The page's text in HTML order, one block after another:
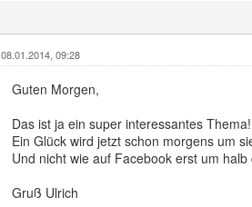
08.01.2014, 09:28
Guten Morgen,
Das ist ja ein super interessantes Thema!
Ein Glück wird jetzt schon morgens um
Und nicht wie auf Facebook erst um
Gruß Ulrich